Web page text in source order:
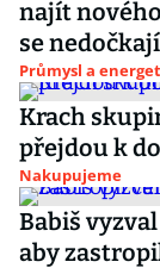
najít
se nedočkají
Průmysl a
Krach
přejdou k
Nakupujeme
Babiš
aby